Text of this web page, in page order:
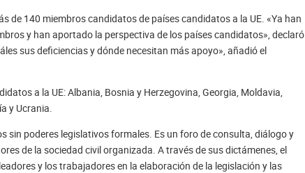
de 140 miembros candidatos de países candidatos a la UE. «Ya han
y han aportado la perspectiva de los países candidatos», declaró
sus deficiencias y dónde necesitan más apoyo», añadió el
a la UE: Albania, Bosnia y Herzegovina, Georgia, Moldavia,
y Ucrania.
sin poderes legislativos formales. Es un foro de consulta, diálogo y
de la sociedad civil organizada. A través de sus dictámenes, el
y los trabajadores en la elaboración de la legislación y las